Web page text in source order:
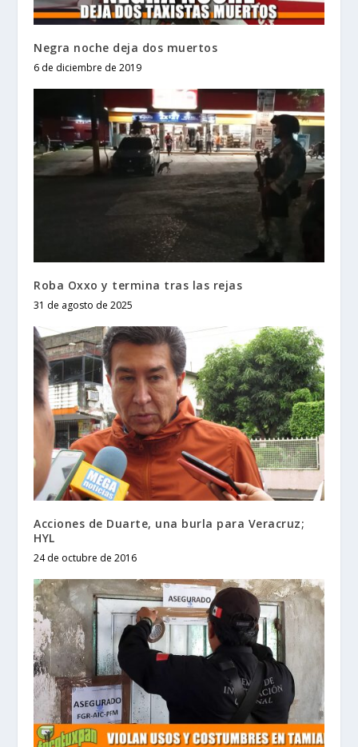
Negra noche deja dos muertos
6 de diciembre de 2019
Roba Oxxo y termina tras las rejas
31 de agosto de 2025
Acciones de Duarte, una burla para Veracruz;
HYL
24 de octubre de 2016